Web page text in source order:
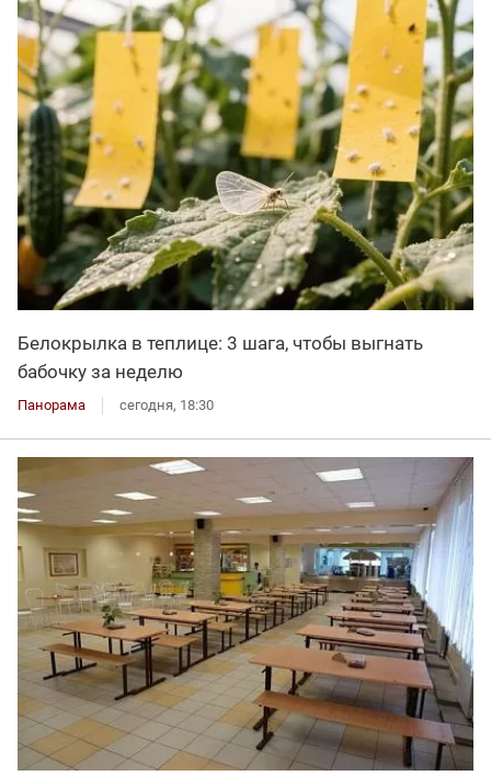
Белокрылка в теплице: 3 шага, чтобы выгнать
бабочку за неделю
Панорама сегодня, 18:30